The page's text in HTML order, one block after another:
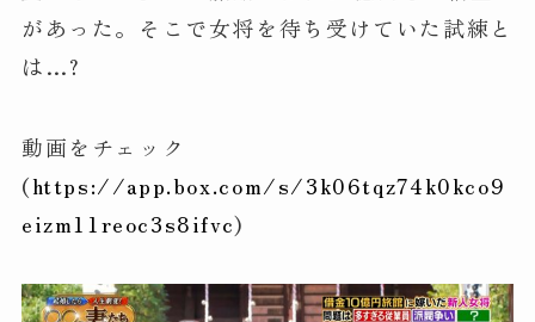
があった。そこで女将を待ち受けていた試練と
は…?
動画をチェック
(https://app.box.com/s/3k06tqz74k0kco9
eizm11reoc3s8ifvc)